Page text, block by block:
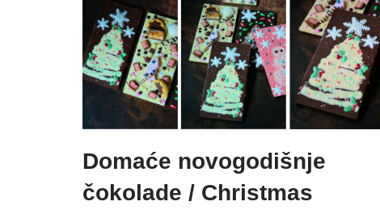
Domaće novogodišnje
čokolade / Christmas